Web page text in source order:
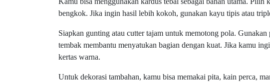
bengkok. Jika ingin hasil lebih kokoh, gunakan kayu tipis atau
Siapkan gunting atau cutter tajam untuk memotong pola.
tembak membantu menyatukan bagian dengan kuat. Jika kamu
kertas warna.
Untuk dekorasi tambahan, kamu bisa memakai pita, kain perca,